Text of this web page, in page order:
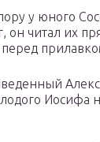
у юного
он читал их
перед
Иосифа